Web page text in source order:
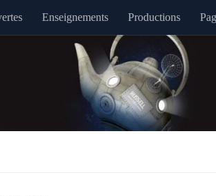
Enseignements Productions